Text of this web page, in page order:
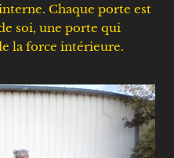
Chaque porte est
soi, une porte qui
la force intérieure.